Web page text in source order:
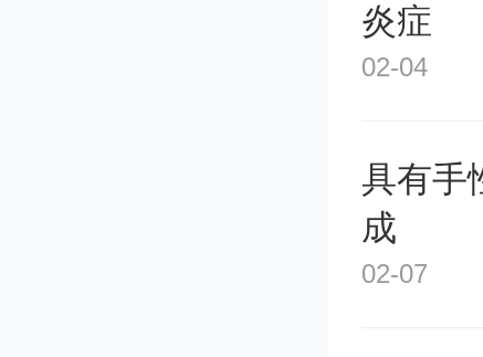
还有一
博士生
“毕业
炎症
02-04
具有手
成
02-07